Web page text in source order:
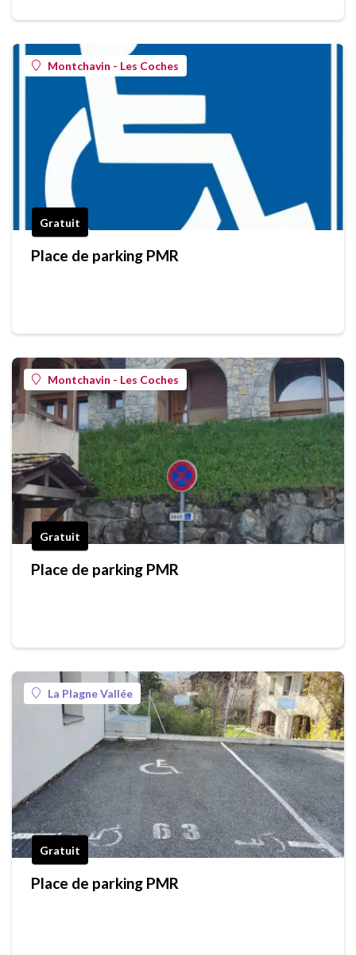
Montchavin - Les Coches
Gratuit
Place de parking PMR
Montchavin - Les Coches
Gratuit
Place de parking PMR
La Plagne Vallée
Gratuit
Place de parking PMR